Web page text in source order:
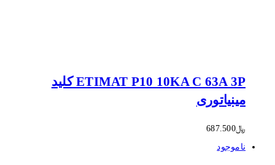
ETIMAT P10 10KA C 63A 3P کلید
مینیاتوری
﷼687.500
ناموجود